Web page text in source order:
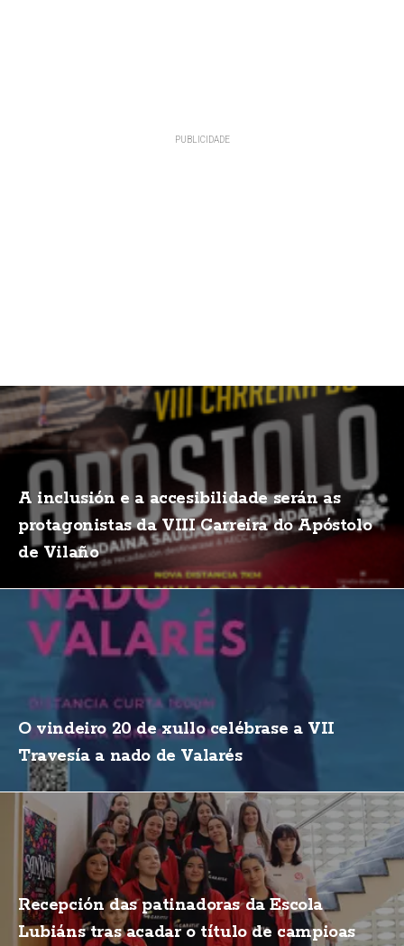
A inclusión e a accesibilidade serán as
protagonistas da VIII Carreira do Apóstolo
de Vilaño
O vindeiro 20 de xullo celébrase a VII
Travesía a nado de Valarés
Recepción das patinadoras da Escola
Lubiáns tras acadar o título de campioas